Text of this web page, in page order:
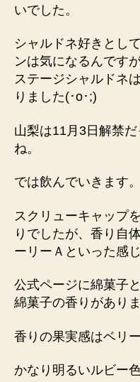
いでした。
シャルドネ好きとし
ンは気になるんです
ステージシャルドネ
りました(⁠･⁠o⁠･⁠;⁠)
山梨は11月3日解禁
ね。
では飲んでいきます。
スクリューキャップ
りでしたが、香り自
ーリーＡといった感じ
公式ページに綿菓子
綿菓子の香りがあり
香りの果実感はベリ
かなり明るいルビー色